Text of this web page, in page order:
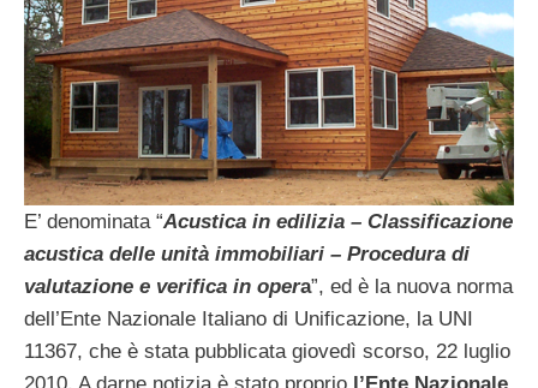
E’ denominata “Acustica in edilizia – Classificazione
acustica delle unità immobiliari – Procedura di
valutazione e verifica in opera”, ed è la nuova norma
dell’Ente Nazionale Italiano di Unificazione, la UNI
11367, che è stata pubblicata giovedì scorso, 22 luglio